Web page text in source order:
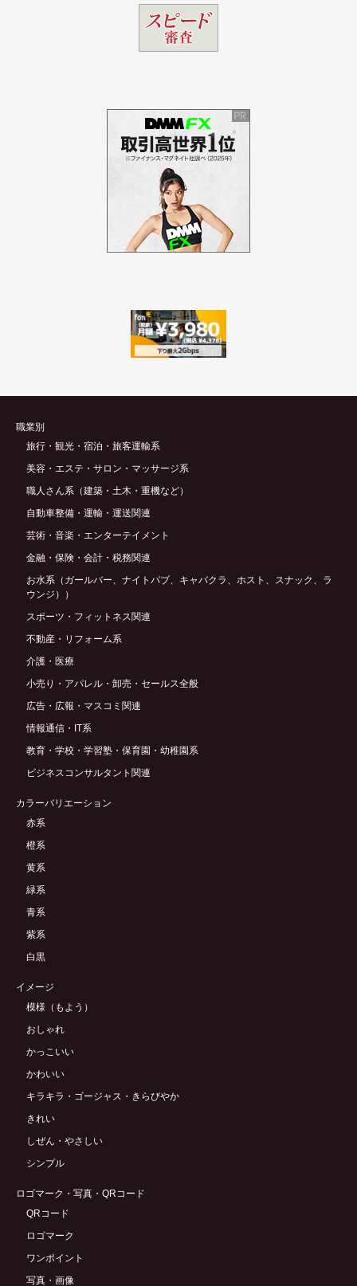
職業別
旅行・観光・宿泊・旅客運輸系
美容・エステ・サロン・マッサージ系
職人さん系（建築・土木・重機など）
自動車整備・運輸・運送関連
芸術・音楽・エンターテイメント
金融・保険・会計・税務関連
お水系（ガールバー、ナイトパブ、キャバクラ、ホスト、スナック、ラ
ウンジ））
スポーツ・フィットネス関連
不動産・リフォーム系
介護・医療
小売り・アパレル・卸売・セールス全般
広告・広報・マスコミ関連
情報通信・IT系
教育・学校・学習塾・保育園・幼稚園系
ビジネスコンサルタント関連
カラーバリエーション
赤系
橙系
黄系
緑系
青系
紫系
白黒
イメージ
模様（もよう）
おしゃれ
かっこいい
かわいい
キラキラ・ゴージャス・きらびやか
きれい
しぜん・やさしい
シンプル
ロゴマーク・写真・QRコード
QRコード
ロゴマーク
ワンポイント
写真・画像